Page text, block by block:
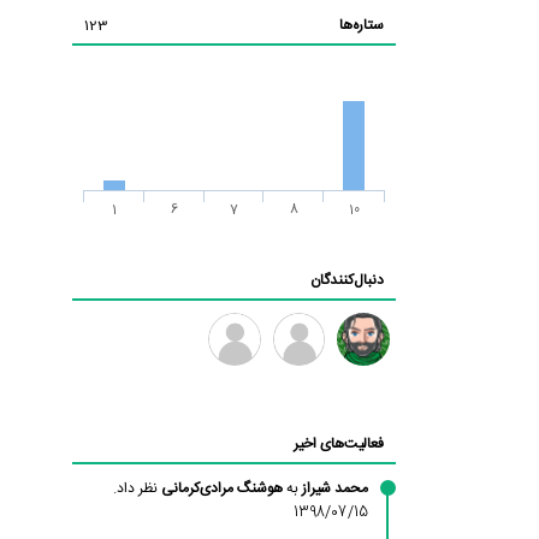
ستاره‌ها
123
1 6 7 8 10
دنبال‌کنندگان
بابی
براون
فعالیت‌های اخیر
محمد شیرازبههوشنگ مرادی‌کرمانی نظر داد.
1398/07/15